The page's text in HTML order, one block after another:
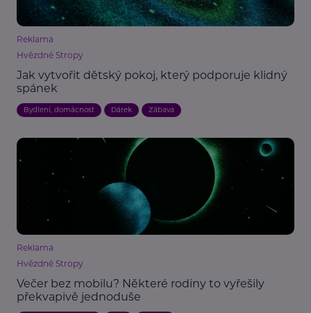
Reklama
Hvězdné Stropy
Jak vytvořit dětský pokoj, který podporuje klidný
spánek
Bydlení, domácnost Dárek Zábava
Reklama
Hvězdné Stropy
Večer bez mobilu? Některé rodiny to vyřešily
překvapivě jednoduše